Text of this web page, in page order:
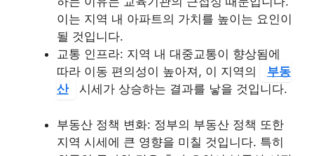
이는 지역 내 아파트의 가치를 높이는 요인이
될 것입니다.
교통 인프라: 지역 내 대중교통이 향상됨에
따라 이동 편의성이 높아져, 이 지역의
부동
산
시세가 상승하는 결과를 낳을 것입니다.
부동산 정책 변화: 정부의 부동산 정책 또한
지역 시세에 큰 영향을 미칠 것입니다. 특히